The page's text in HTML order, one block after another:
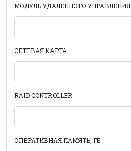
МОДУЛЬ УДАЛЕННОГО УПРАВЛЕНИЯ
СЕТЕВАЯ КАРТА
RAID CONTROLLER
ОПЕРАТИВНАЯ ПАМЯТЬ, ГБ